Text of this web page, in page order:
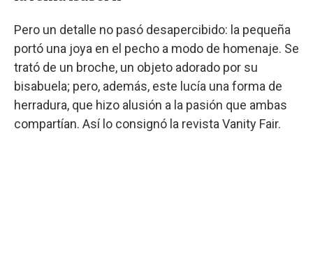
Pero un detalle no pasó desapercibido: la pequeña
portó una joya en el pecho a modo de homenaje. Se
trató de un broche, un objeto adorado por su
bisabuela; pero, además, este lucía una forma de
herradura, que hizo alusión a la pasión que ambas
compartían. Así lo consignó la revista Vanity Fair.